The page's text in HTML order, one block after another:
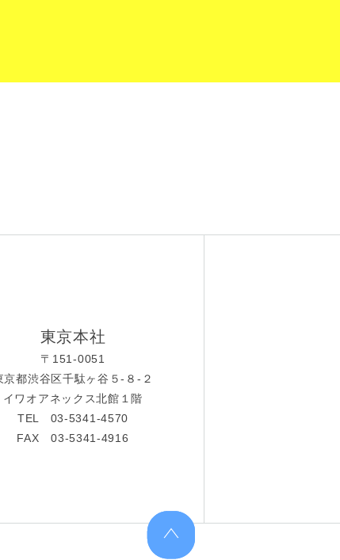
東京本社
〒151-0051
京都渋谷区千駄ヶ谷５-８-２
イワオアネックス北館１階
TEL 03-5341-4570
FAX 03-5341-4916